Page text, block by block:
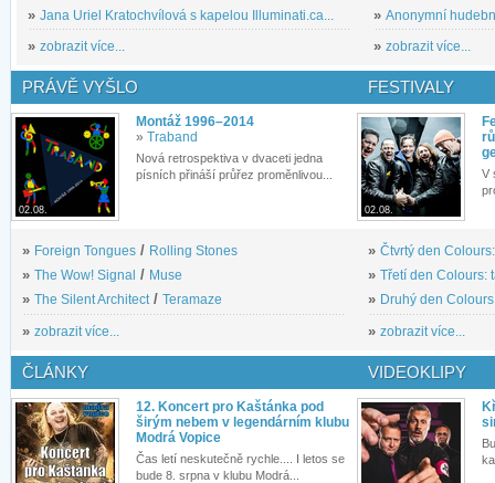
» Jana Uriel Kratochvílová s kapelou Illuminati.ca...
» zobrazit více...
» Anonymní
» zobrazit více...
PRÁVĚ VYŠLO
02.08.
Montáž 1996–2014
» Traband
Nová retrospektiva v dvaceti jedna
písních přináší průřez proměnlivou...
» Foreign Tongues / Rolling Stones
» The Wow! Signal / Muse
» The Silent Architect/ Teramaze
» zobrazit více...
FESTIVALY
02.08.
V
» Čtvrtý den
» Třetí den Colours:
» Druhý den
» zobrazit více...
ČLÁNKY
12. Koncert pro Kaštánka pod
širým nebem v legendárním klubu
Modrá Vopice
Čas letí neskutečně rychle.... I letos se
bude 8. srpna v klubu Modrá...
VIDEOKLIPY